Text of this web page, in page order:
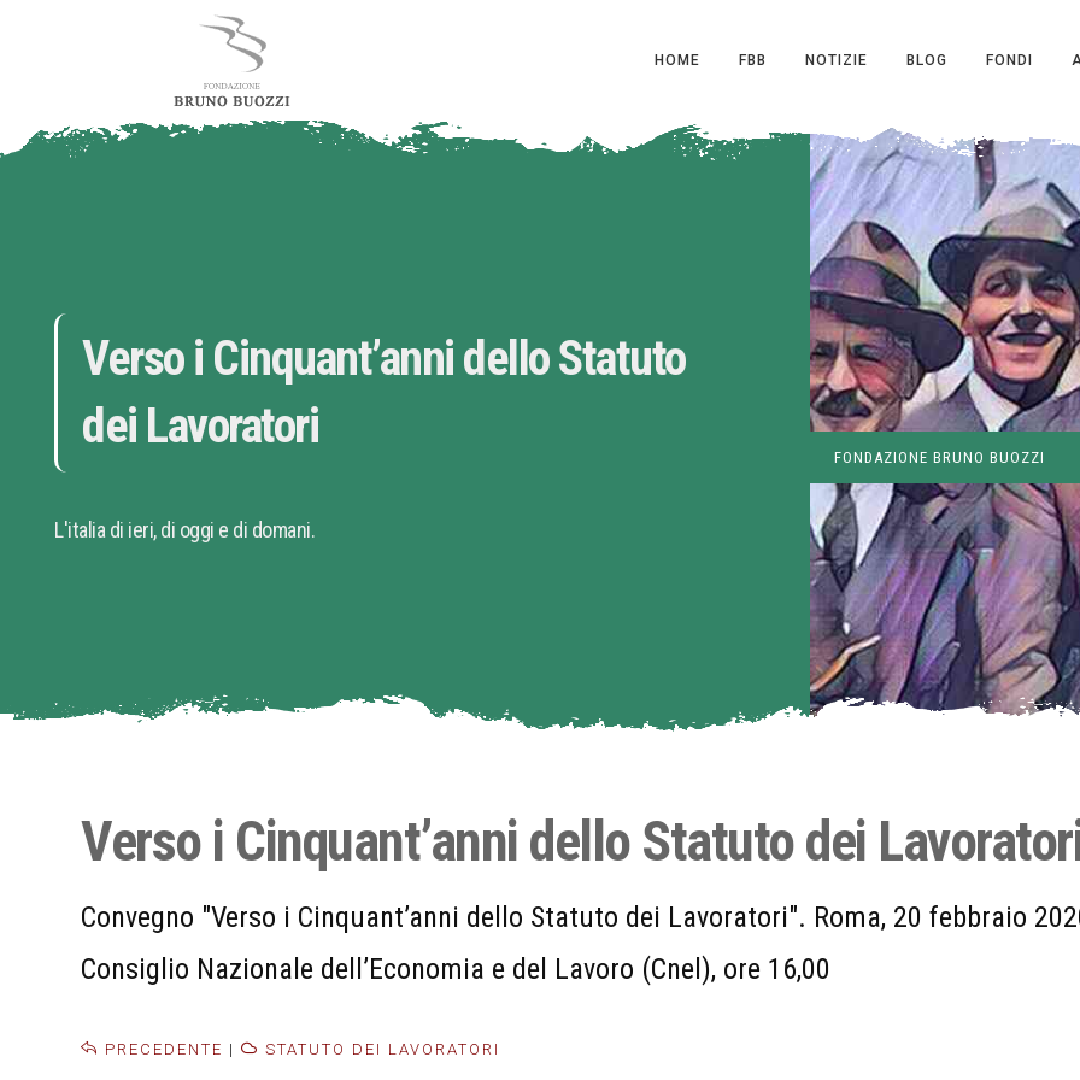
HOME FBB NOTIZIE BLOG FONDI
Verso i Cinquant’anni dello Statuto
dei Lavoratori
L'italia di ieri, di oggi e di domani.
FONDAZIONE BRUNO BUOZZI
Verso i Cinquant’anni dello Statuto dei
Convegno "Verso i Cinquant’anni dello Statuto dei Lavoratori". Roma, 20 febbraio
Consiglio Nazionale dell’Economia e del Lavoro (Cnel), ore 16,00
PRECEDENTE | STATUTO DEI LAVORATORI